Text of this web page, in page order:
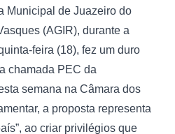
Municipal de Juazeiro do
(AGIR), durante a
feira (18), fez um duro
chamada PEC da
semana na Câmara dos
a proposta representa
ao criar privilégios que